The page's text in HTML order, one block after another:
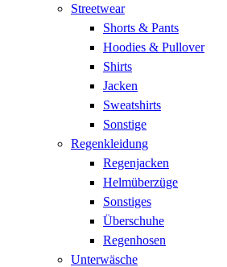
Streetwear
Shorts & Pants
Hoodies & Pullover
Shirts
Jacken
Sweatshirts
Sonstige
Regenkleidung
Regenjacken
Helmüberzüge
Sonstiges
Überschuhe
Regenhosen
Unterwäsche